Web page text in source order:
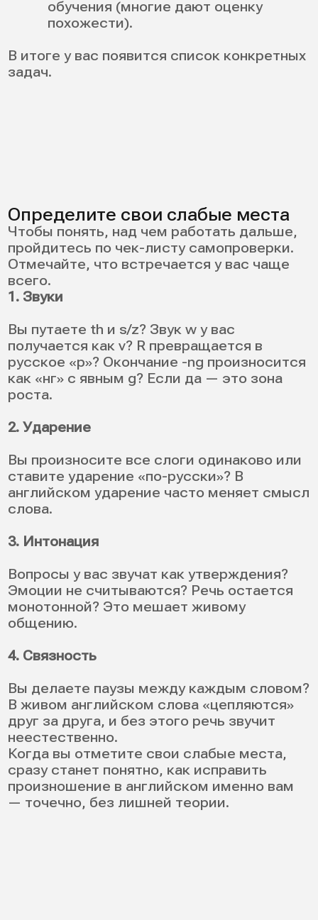
положение языка для th (кончик
языка слегка между зубами);
округление губ для w;
r (без вибрации, как в русском);
контроль челюсти: слишком
зажатая челюсть «съедает»
произношения.
Мини-таблица ключевых символов
Достаточно знать несколько значков,
чтобы читать словари и больше не
спрашивать, как выучить произношение
английских слов.
3. Ударение в словах и фразах:
почему это важно
смысл. Классическая пара: REcord
Чтобы подтянуть произношение на
английском, нужно запоминать ударение
сразу с новым словом.
Что дает правильное ударение:
носитель понимает вас без
напряжения;
вы перестаете путать слова (desert /
речь звучит ритмично, а не «плоско».